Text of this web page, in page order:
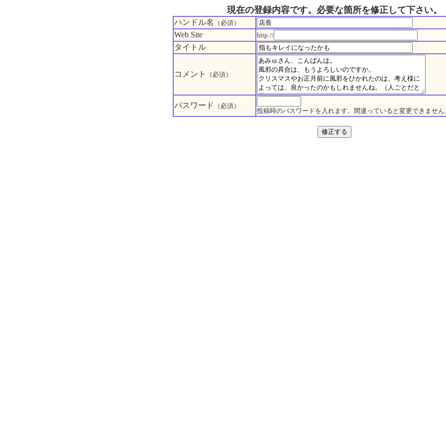
現在の登録内容です。必要な箇所を修正して下さい。
ハンドル名 （必須）
Web Site http://
タイトル
コメント （必須）
パスワード （必須）
投稿時のパスワードを入れます。間違っていると変更できません